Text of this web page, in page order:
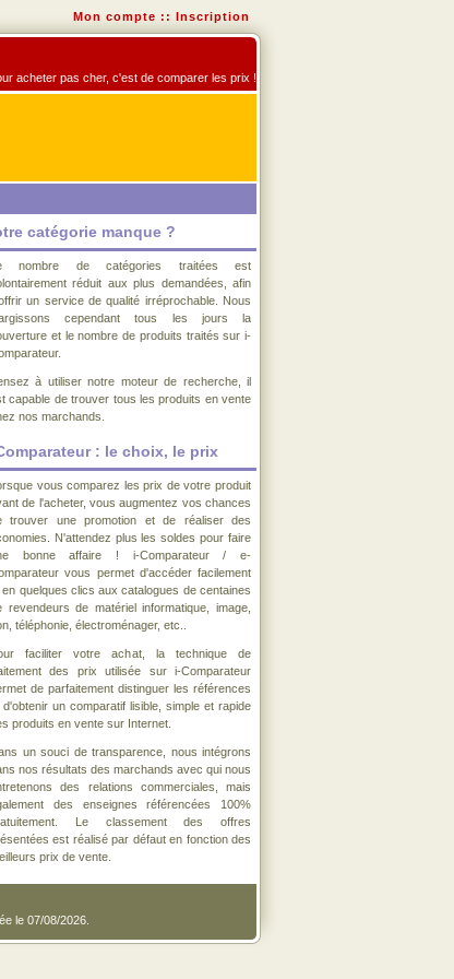
Mon compte :: Inscription
acheter pas cher, c'est de comparer les prix !
catégorie manque ?
nombre de catégories traitées est
réduit aux plus demandées, afin
un service de qualité irréprochable. Nous
cependant tous les jours la
et le nombre de produits traités sur i-
à utiliser notre moteur de recherche, il
capable de trouver tous les produits en vente
nos marchands.
: le choix, le prix
vous comparez les prix de votre produit
de l'acheter, vous augmentez vos chances
trouver une promotion et de réaliser des
N'attendez plus les soldes pour faire
bonne affaire ! i-Comparateur / e-
vous permet d'accéder facilement
en quelques clics aux catalogues de centaines
revendeurs de matériel informatique, image,
téléphonie, électroménager, etc..
faciliter votre achat, la technique de
des prix utilisée sur i-Comparateur
de parfaitement distinguer les références
d'obtenir un comparatif lisible, simple et rapide
produits en vente sur Internet.
un souci de transparence, nous intégrons
nos résultats des marchands avec qui nous
des relations commerciales, mais
des enseignes référencées 100%
Le classement des offres
est réalisé par défaut en fonction des
prix de vente.
le 07/08/2026.